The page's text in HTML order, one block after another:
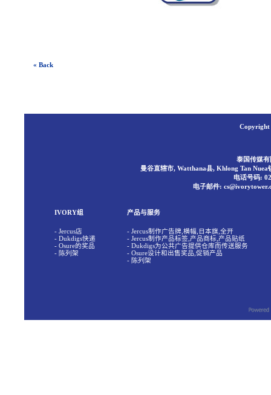
« Back
Copyright
泰国传媒
曼谷直辖市, Watthana县, Khlong Tan
电话号码:
电子邮件:
IVORY组 产品与服务
- Jercus店 - Jercus制作广告牌 横幅 日本旗 全开
- Dukdigs快递 - Jercus制作产品标签 产品商标 产品贴纸
- Osure的奖品 - Dukdigs为公共广告提供仓库而传送服务
- 陈列 架 - Osure设计和出售奖品 促销产品
- 陈列 架